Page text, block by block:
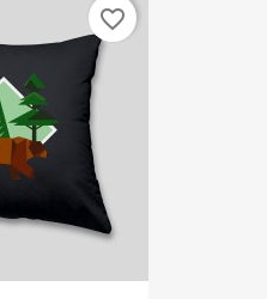
favorite_border